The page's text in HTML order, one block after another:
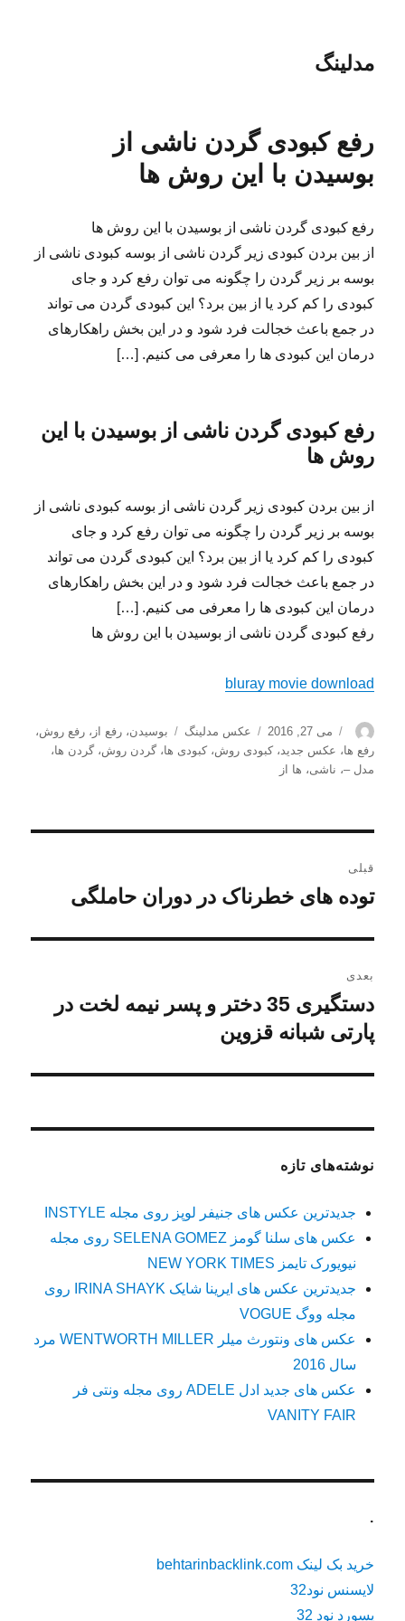
مدلینگ
رفع کبودی گردن ناشی از
بوسیدن با این روش ها
رفع کبودی گردن ناشی از بوسیدن با این روش ها
از بین بردن کبودی زیر گردن ناشی از بوسه کبودی ناشی از
بوسه بر زیر گردن را چگونه می توان رفع کرد و جای
کبودی را کم کرد یا از بین برد؟ این کبودی گردن می تواند
در جمع باعث خجالت فرد شود و در این بخش راهکارهای
درمان این کبودی ها را معرفی می کنیم. […]
رفع کبودی گردن ناشی از بوسیدن با این
روش ها
از بین بردن کبودی زیر گردن ناشی از بوسه کبودی ناشی از
بوسه بر زیر گردن را چگونه می توان رفع کرد و جای
کبودی را کم کرد یا از بین برد؟ این کبودی گردن می تواند
در جمع باعث خجالت فرد شود و در این بخش راهکارهای
درمان این کبودی ها را معرفی می کنیم. […]
رفع کبودی گردن ناشی از بوسیدن با این روش ها
bluray movie download
نویسنده
ارسال
شده
در
می 27, 2016 دسته‌ها
عکس مدلینگ برچسب‌ها
بوسیدن،رفع از ،رفع روش،
رفع ها، عکس جدید،کبودی روش،کبودی ها،گردن روش،گردن ها،
مدل –، ناشی، ها از
نوشته
قبلی
نوشته
توده های خطرناک در دوران حاملگی
بعدی
نوشته
بعدی:
دستگیری 35 دختر و پسر نیمه لخت در
پارتی شبانه قزوین
نوشته‌های تازه
جدیدترین عکس های جنیفر لوپز روی مجله INSTYLE
عکس های سلنا گومز SELENA GOMEZ روی مجله
نیویورک تایمز NEW YORK TIMES
جدیدترین عکس های ایرینا شایک IRINA SHAYK روی
مجله ووگ VOGUE
عکس های ونتورث میلر WENTWORTH MILLER مرد
سال 2016
عکس های جدید ادل ADELE روی مجله ونتی فر
VANITY FAIR
.
خرید بک لینک behtarinbacklink.com
لایسنس نود32
پسورد نود 32